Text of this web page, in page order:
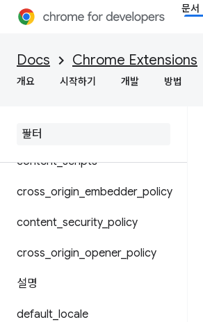
문서
Docs Chrome Extensions
개요 시작하기 개발 방법
매니페스트 파일 형식
공유 모듈
Chrome 설정 재정의
background
content_scripts
cross origin embedder_ policy
content security_ policy
cross origin opener_ policy
설명
default locale